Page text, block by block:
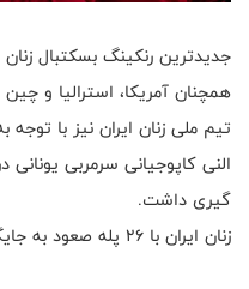
جدیدترین رنکینگ بسکتبال
همچنان آمریکا، استرالیا و
تیم ملی زنان ایران نیز با
النی کاپوجیانی سرمربی
گیری داشت.
زنان ایران با ۲۶ پله صعود به جایگاه ۵۲ رنکینگ جهانی رسیدند.